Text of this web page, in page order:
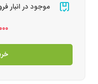
موجود در انبار